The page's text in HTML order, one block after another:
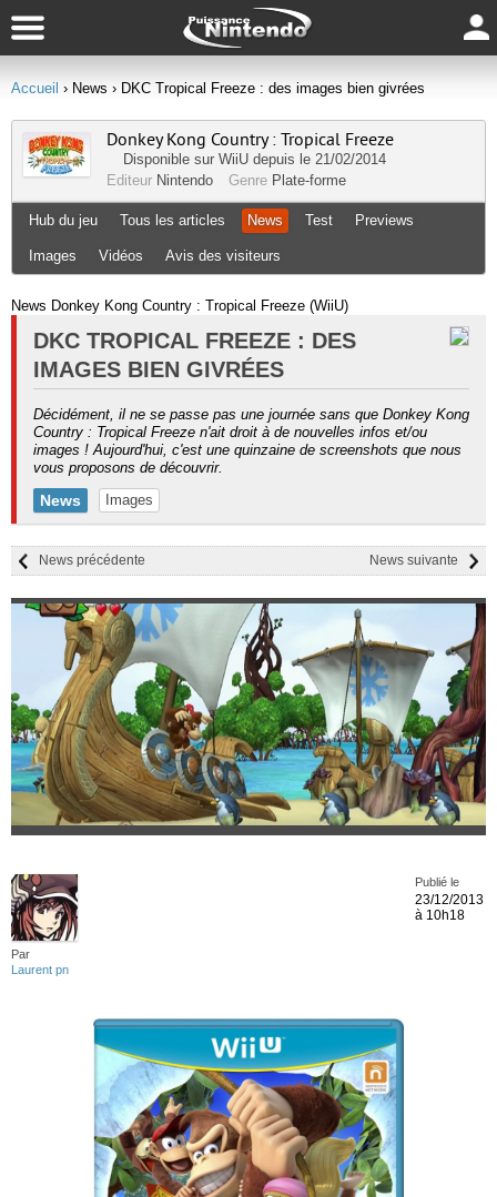
Accueil › News › DKC Tropical Freeze : des images bien givrées
Donkey Kong Country : Tropical Freeze
Disponible sur WiiU depuis le 21/02/2014
Editeur Nintendo Genre Plate-forme
Hub du jeu Tous les articles News Test Previews
Images Vidéos Avis des visiteurs
News Donkey Kong Country : Tropical Freeze (WiiU)
DKC TROPICAL FREEZE : DES
IMAGES BIEN GIVRÉES
Décidément, il ne se passe pas une journée sans que Donkey Kong
Country : Tropical Freeze n'ait droit à de nouvelles infos et/ou
images ! Aujourd'hui, c'est une quinzaine de screenshots que nous
vous proposons de découvrir.
News Images
News suivante
News précédente
Par
Laurent pn
Publié le
23/12/2013
à 10h18